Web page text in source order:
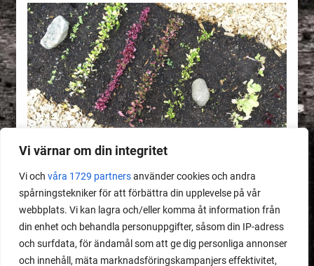
Vi värnar om din integritet
Vi och våra 1729 partnersanvänder cookies och andra
spårningstekniker för att förbättra din upplevelse på vår
webbplats. Vi kan lagra och/eller komma åt information från
din enhet och behandla personuppgifter, såsom din IP-adress
och surfdata, för ändamål som att ge dig personliga annonser
och innehåll, mäta marknadsföringskampanjers effektivitet,
MEDLEMSINNEHÅLL
Dåligt gödslad jord